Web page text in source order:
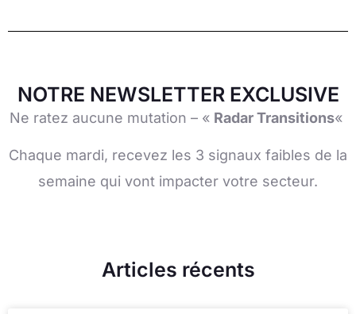
NOTRE NEWSLETTER EXCLUSIVE
Ne ratez aucune mutation – « Radar Transitions«
Chaque mardi, recevez les 3 signaux faibles de la
semaine qui vont impacter votre secteur.
Articles récents